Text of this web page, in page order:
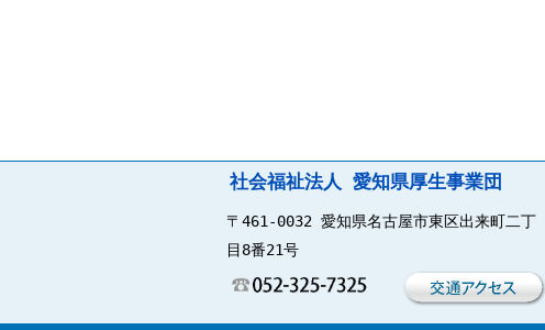
社会福祉法人 愛知県厚生事業団
〒461-0032 愛知県名古屋市東区出来町二丁
目8番21号